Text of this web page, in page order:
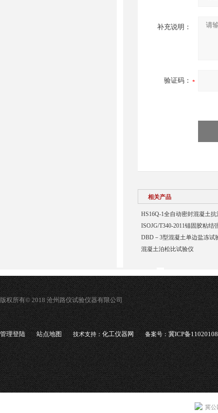
补充说明：
验证码：
相关产品
HS16Q-1全自动密封混凝土抗
ISOJG/T340-2011锚固胶粘结
DBD－3型混凝土单边盐冻试
混凝土泊松比试验仪
版权所有© 2018 沧州路仪试验仪器有限公司
管理登陆 站点地图 技术支持：化工仪器网 备案号：冀ICP备
冀公